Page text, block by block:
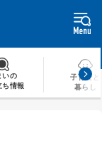
いの
ち情報
子育てと
暮らし